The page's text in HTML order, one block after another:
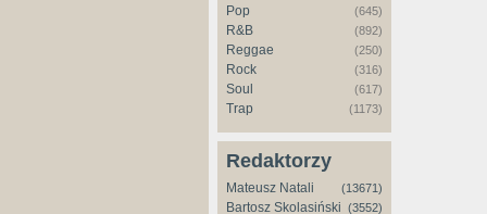
Pop (645)
R&B (892)
Reggae (250)
Rock (316)
Soul (617)
Trap (1173)
Redaktorzy
Mateusz Natali (13671)
Bartosz Skolasiński (3552)